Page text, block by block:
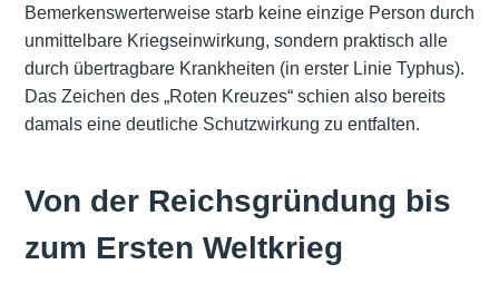
Bemerkenswerterweise starb keine einzige Person durch
unmittelbare Kriegseinwirkung, sondern praktisch alle
durch übertragbare Krankheiten (in erster Linie Typhus).
Das Zeichen des „Roten Kreuzes“ schien also bereits
damals eine deutliche Schutzwirkung zu entfalten.
Von der Reichsgründung bis
zum Ersten Weltkrieg